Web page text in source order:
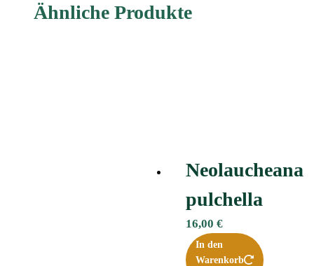
Ähnliche Produkte
Neolaucheana
pulchella
16,00 €
In den
Warenkorb